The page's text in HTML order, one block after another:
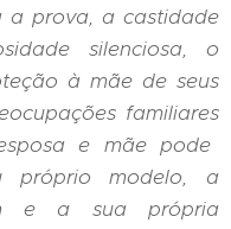
a prova, a castidade
silenciosa, o
ção à mãe de seus
es familiares
e mãe pode
próprio modelo, a
e a sua própria